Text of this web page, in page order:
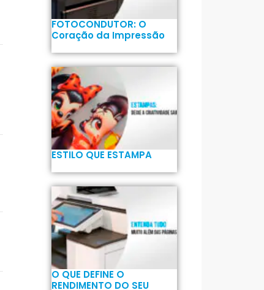
FOTOCONDUTOR: O
Coração da Impressão
ESTILO QUE ESTAMPA
O QUE DEFINE O
RENDIMENTO DO SEU